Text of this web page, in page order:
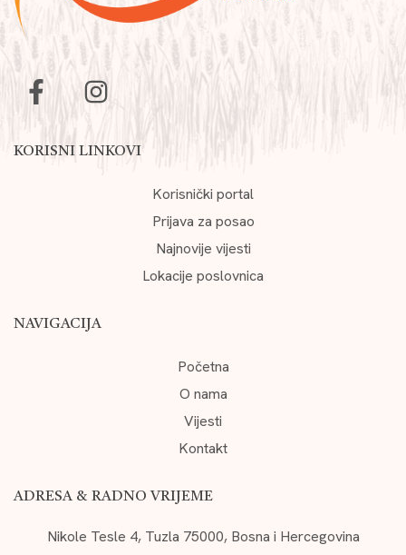
KORISNI LINKOVI
Korisnički portal
Prijava za posao
Najnovije vijesti
Lokacije poslovnica
NAVIGACIJA
Početna
O nama
Vijesti
Kontakt
ADRESA & RADNO VRIJEME
Nikole Tesle 4, Tuzla 75000, Bosna i Hercegovina